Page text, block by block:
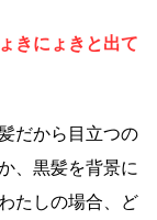
きにょきと出て
だから目立つの
、黒髪を背景に
たしの場合、ど